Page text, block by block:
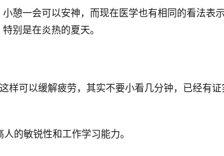
憩一会可以安神，而现在医学也有相同的看法表
别是在炎热的夏天。
样可以缓解疲劳，其实不要小看几分钟，已经有
的敏锐性和工作学习能力。